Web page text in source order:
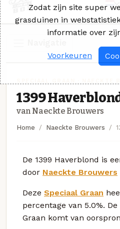
1399
van Naeckte Brouwers
Home Naeckte Brouwers
De 1399 Haverblond is
door Naeckte Brouwers
Deze Speciaal Graan
percentage van 5.0%.
Graan komt van
Zodat zijn site super
grasduinen in
informatie over
Voorkeuren